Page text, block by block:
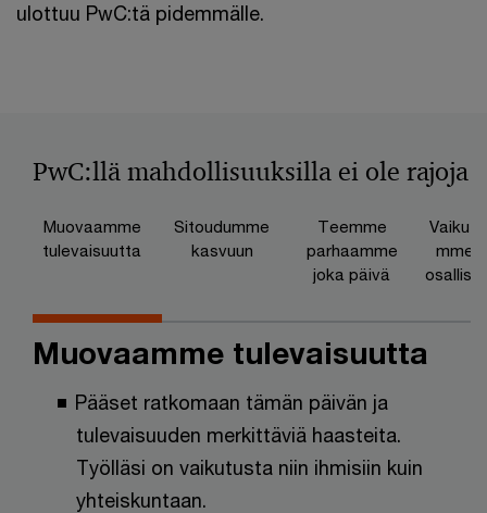
ulottuu PwC:tä pidemmälle.
PwC:llä mahdollisuuksilla ei ole rajoja
Muovaamme
tulevaisuutta
Sitoudumme
kasvuun
Teemme
parhaamme
joka päivä
mme
Muovaamme tulevaisuutta
Pääset ratkomaan tämän päivän ja
tulevaisuuden merkittäviä haasteita.
Työlläsi on vaikutusta niin ihmisiin kuin
yhteiskuntaan.